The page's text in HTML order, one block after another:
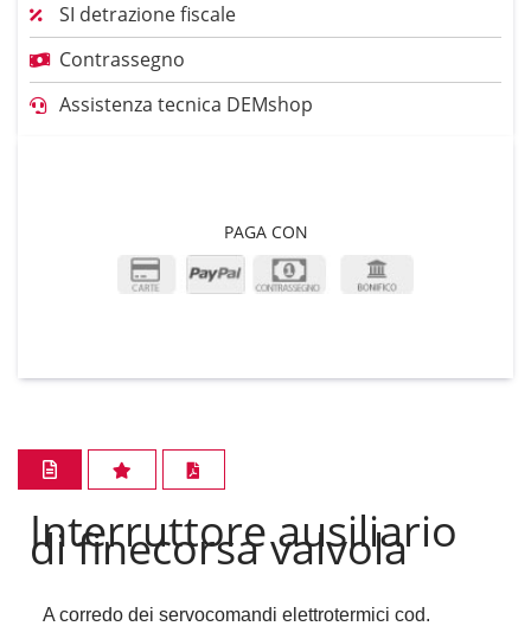
SI detrazione fiscale
Contrassegno
Assistenza tecnica DEMshop
PAGA CON
Interruttore ausiliario
di finecorsa valvola
A corredo dei servocomandi elettrotermici cod.